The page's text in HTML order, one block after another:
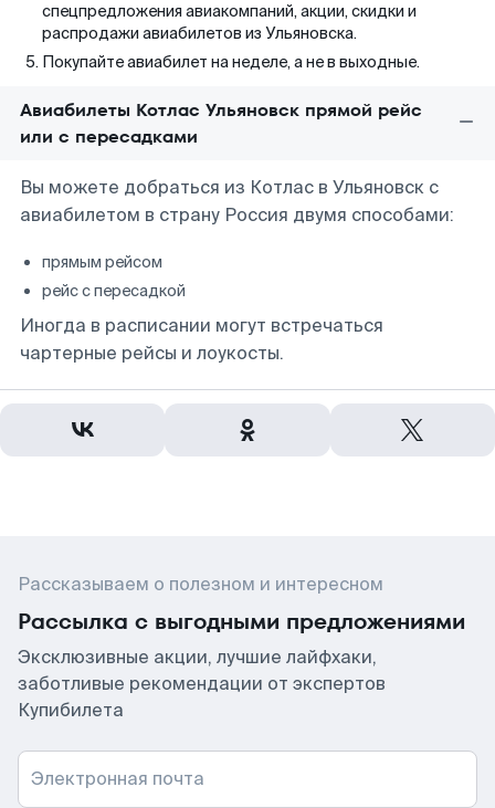
спецпредложения авиакомпаний, акции, скидки и
распродажи авиабилетов из Ульяновска.
Покупайте авиабилет на неделе, а не в выходные.
Авиабилеты Котлас Ульяновск прямой рейс
или с пересадками
Вы можете добраться из Котлас в Ульяновск с
авиабилетом в страну Россия двумя способами:
прямым рейсом
рейс с пересадкой
Иногда в расписании могут встречаться
чартерные рейсы и лоукосты.
Рассказываем о полезном и интересном
Рассылка с выгодными предложениями
Эксклюзивные акции, лучшие лайфхаки,
заботливые рекомендации от экспертов
Купибилета
Электронная почта